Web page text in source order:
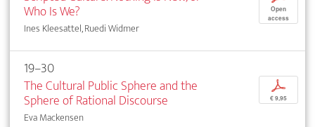
Who Is We?
Ines Kleesattel, Ruedi Widmer
Open
access
19–30
The Cultural Public Sphere and the
Sphere of Rational Discourse
Eva Mackensen
p
€ 9,95